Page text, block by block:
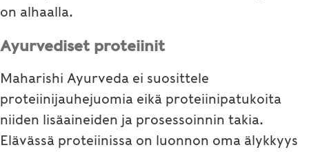
on alhaalla.
Ayurvediset proteiinit
Maharishi Ayurveda ei suosittele
proteiinijauhejuomia eikä proteiinipatukoita
niiden lisäaineiden ja prosessoinnin takia.
Elävässä proteiinissa on luonnon oma älykkyys